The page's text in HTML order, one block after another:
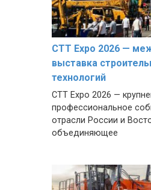
CTT Expo 2026 —
выставка
технологий
CTT Expo 2026 —
профессиональное
отрасли России и
объединяющее